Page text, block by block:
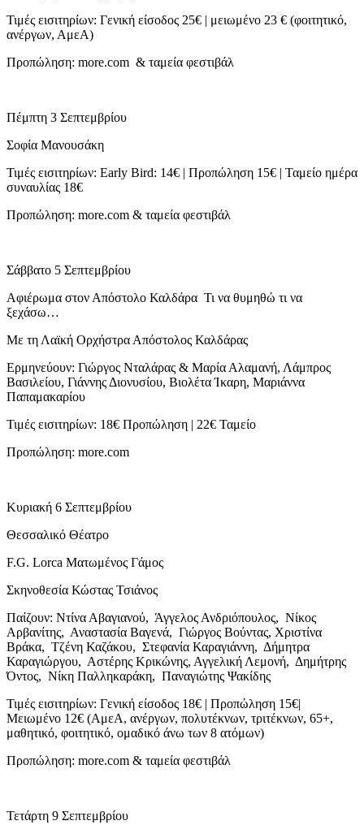
Τιμές εισιτηρίων: Γενική είσοδος 25€ | μειωμένο 23 € (φοιτητικό,
ανέργων, ΑμεΑ)
Προπώληση: more.com & ταμεία φεστιβάλ
Πέμπτη 3 Σεπτεμβρίου
Σοφία Μανουσάκη
Τιμές εισιτηρίων: Early Bird: 14€ | Προπώληση 15€ | Ταμείο ημέρα
συναυλίας 18€
Προπώληση: more.com & ταμεία φεστιβάλ
Σάββατο 5 Σεπτεμβρίου
Αφιέρωμα στον Απόστολο Καλδάρα Τι να θυμηθώ τι να
ξεχάσω…
Με τη Λαϊκή Ορχήστρα Απόστολος Καλδάρας
Ερμηνεύουν: Γιώργος Νταλάρας & Μαρία Αλαμανή, Λάμπρος
Βασιλείου, Γιάννης Διονυσίου, Βιολέτα Ίκαρη, Μαριάννα
Παπαμακαρίου
Τιμές εισιτηρίων: 18€ Προπώληση | 22€ Ταμείο
Προπώληση: more.com
Κυριακή 6 Σεπτεμβρίου
Θεσσαλικό Θέατρο
F.G. Lorca Ματωμένος Γάμος
Σκηνοθεσία Κώστας Τσιάνος
Παίζουν: Ντίνα Αβαγιανού, Άγγελος Ανδριόπουλος, Νίκος
Αρβανίτης, Αναστασία Βαγενά, Γιώργος Βούντας, Χριστίνα
Βράκα, Τζένη Καζάκου, Στεφανία Καραγιάννη, Δήμητρα
Καραγιώργου, Αστέρης Κρικώνης, Αγγελική Λεμονή, Δημήτρης
Όντος, Νίκη Παλληκαράκη, Παναγιώτης Ψακίδης
Τιμές εισιτηρίων: Γενική είσοδος 18€ | Προπώληση 15€|
Μειωμένο 12€ (ΑμεΑ, ανέργων, πολυτέκνων, τριτέκνων, 65+,
μαθητικό, φοιτητικό, ομαδικό άνω των 8 ατόμων)
Προπώληση: more.com & ταμεία φεστιβάλ
Τετάρτη 9 Σεπτεμβρίου